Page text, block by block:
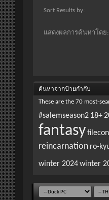
Sort Results by:
แสดงผลการค้นหาโดย:
ค้นหาจากป้ายกำกับ
These are the 70 most-
#salemseason2 18+
fantasy
reincarnation ro-
winter 2024winter